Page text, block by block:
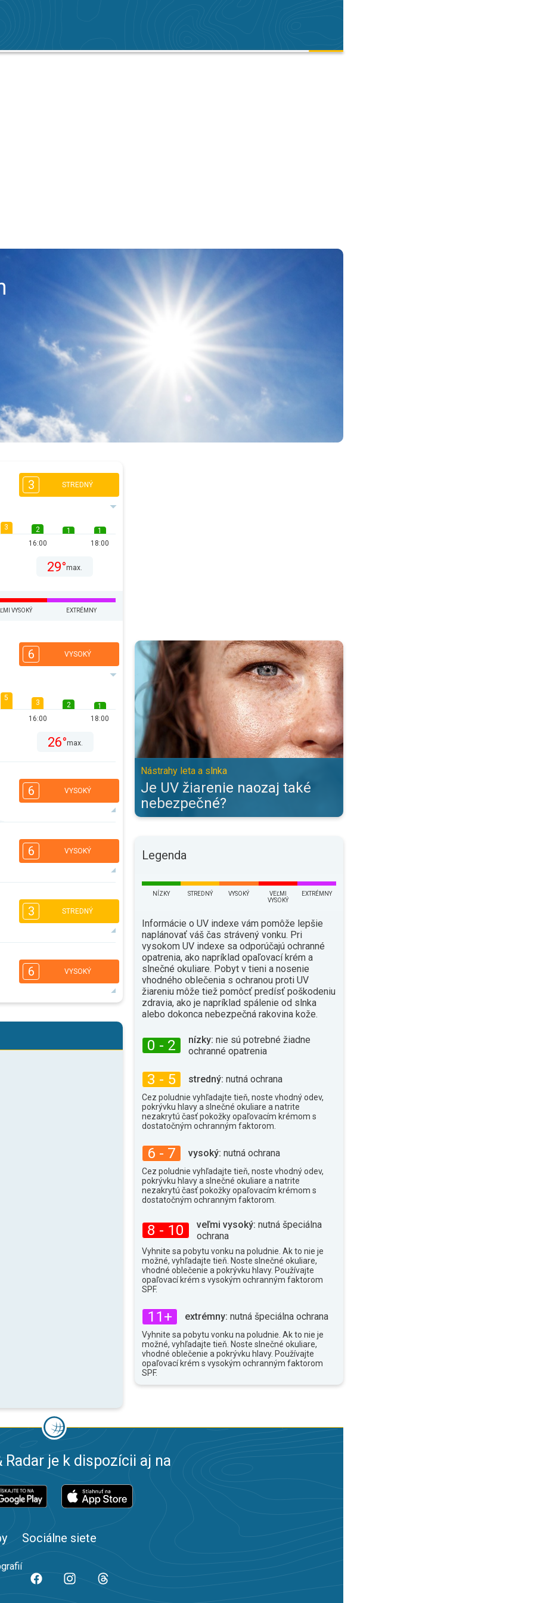
3 STREDNÝ
3
2
16:00
1
1
18:00
29°max.
VYSOKÝ EXTRÉMNY
6 VYSOKÝ
5
3
16:00
2
1
18:00
26°max.
6 VYSOKÝ
3
16:00
2
26°
6 VYSOKÝ
3
16:00
2
18:00
31°
3 STREDNÝ
16:00
18:00
6 VYSOKÝ
3
2
1
Je UV žiarenie naozaj také nebezpečné?. Nástrahy leta a slnka. . .
Nástrahy leta a slnka
Je UV žiarenie naozaj také
nebezpečné?
Legenda
NÍZKY STREDNÝ VYSOKÝ
VEĽMI
VYSOKÝ
EXTRÉMNY
Informácie o UV indexe vám pomôže lepšie
naplánovať váš čas strávený vonku. Pri
vysokom UV indexe sa odporúčajú ochranné
opatrenia, ako napríklad opaľovací krém a
slnečné okuliare. Pobyt v tieni a nosenie
vhodného oblečenia s ochranou proti UV
žiareniu môže tiež pomôcť predísť poškodeniu
zdravia, ako je napríklad spálenie od slnka
alebo dokonca nebezpečná rakovina kože.
0 - 2 nízky: nie sú potrebné žiadne
ochranné opatrenia
3 - 5 stredný: nutná ochrana
Cez poludnie vyhľadajte tieň, noste vhodný odev,
pokrývku hlavy a slnečné okuliare a natrite
nezakrytú časť pokožky opaľovacím krémom s
dostatočným ochranným faktorom.
6 - 7 vysoký: nutná ochrana
Cez poludnie vyhľadajte tieň, noste vhodný odev,
pokrývku hlavy a slnečné okuliare a natrite
nezakrytú časť pokožky opaľovacím krémom s
dostatočným ochranným faktorom.
8 - 10 veľmi vysoký: nutná špeciálna
ochrana
Vyhnite sa pobytu vonku na poludnie. Ak to nie je
možné, vyhľadajte tieň. Noste slnečné okuliare,
vhodné oblečenie a pokrývku hlavy. Používajte
opaľovací krém s vysokým ochranným faktorom
SPF.
11+ extrémny: nutná špeciálna ochrana
Vyhnite sa pobytu vonku na poludnie. Ak to nie je
možné, vyhľadajte tieň. Noste slnečné okuliare,
vhodné oblečenie a pokrývku hlavy. Používajte
opaľovací krém s vysokým ochranným faktorom
SPF.
Radar je k dispozícii aj na
Sociálne siete